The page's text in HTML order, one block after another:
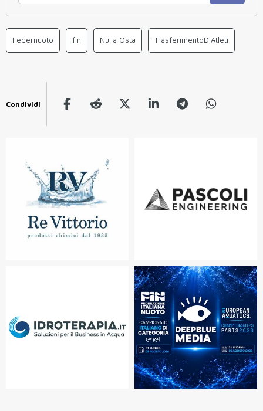
Federnuoto fin Nulla Osta TrasferimentoDiAtleti
Condividi